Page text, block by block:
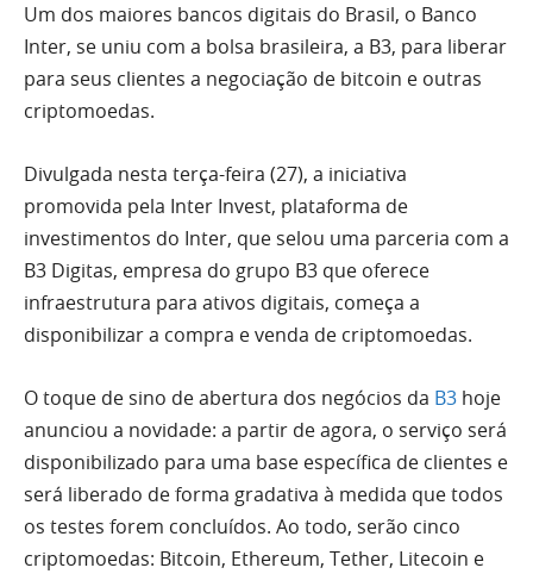
Um dos maiores bancos digitais do Brasil, o Banco
Inter, se uniu com a bolsa brasileira, a B3, para liberar
para seus clientes a negociação de bitcoin e outras
criptomoedas.
Divulgada nesta terça-feira (27), a iniciativa
promovida pela Inter Invest, plataforma de
investimentos do Inter, que selou uma parceria com a
B3 Digitas, empresa do grupo B3 que oferece
infraestrutura para ativos digitais, começa a
disponibilizar a compra e venda de criptomoedas.
O toque de sino de abertura dos negócios da B3 hoje
anunciou a novidade: a partir de agora, o serviço será
disponibilizado para uma base específica de clientes e
será liberado de forma gradativa à medida que todos
os testes forem concluídos. Ao todo, serão cinco
criptomoedas: Bitcoin, Ethereum, Tether, Litecoin e